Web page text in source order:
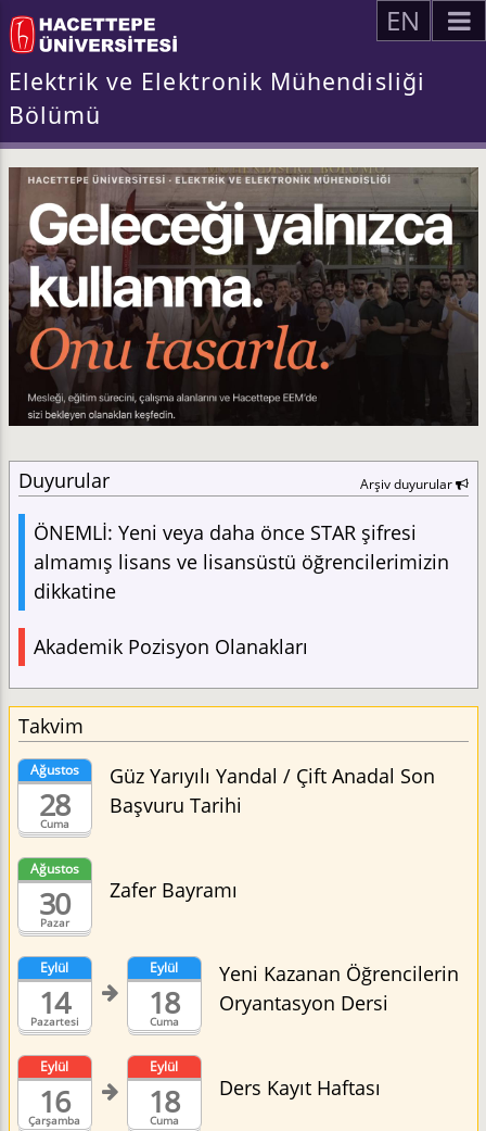
EN
Elektrik ve Elektronik Mühendisliği
Bölümü
Duyurular Arşiv duyurular
ÖNEMLİ: Yeni veya daha önce STAR şifresi
almamış lisans ve lisansüstü öğrencilerimizin
dikkatine
Akademik Pozisyon Olanakları
Takvim
Cuma
Ağustos
28
Güz Yarıyılı Yandal / Çift Anadal Son
Başvuru Tarihi
Pazar
Ağustos
30 Zafer Bayramı
Pazartesi
Eylül
14 Cuma
Eylül
18
Yeni Kazanan Öğrencilerin
Oryantasyon Dersi
Çarşamba
Eylül
16 Cuma
Eylül
18 Ders Kayıt Haftası